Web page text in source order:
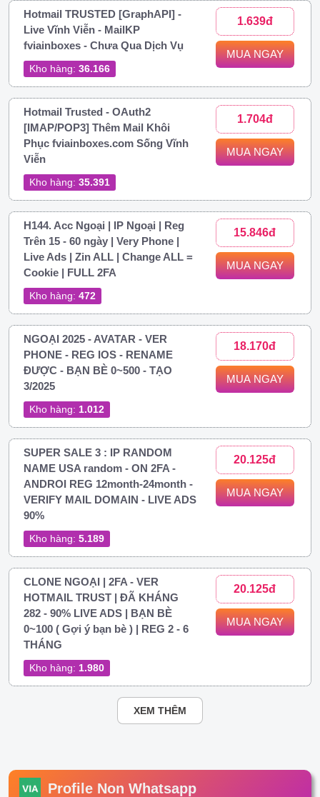
Hotmail TRUSTED [GraphAPI] -
Live Vĩnh Viễn - MailKP
fviainboxes - Chưa Qua Dịch Vụ
Kho hàng: 36.166
1.639đ
MUA NGAY
Hotmail Trusted - OAuth2
[IMAP/POP3] Thêm Mail Khôi
Phục fviainboxes.com Sống Vĩnh
Viễn
Kho hàng: 35.391
1.704đ
MUA NGAY
H144. Acc Ngoại | IP Ngoại | Reg
Trên 15 - 60 ngày | Very Phone |
Live Ads | Zin ALL | Change ALL =
Cookie | FULL 2FA
Kho hàng: 472
15.846đ
MUA NGAY
NGOẠI 2025 - AVATAR - VER
PHONE - REG IOS - RENAME
ĐƯỢC - BẠN BÈ 0~500 - TẠO
3/2025
Kho hàng: 1.012
18.170đ
MUA NGAY
SUPER SALE 3 : IP RANDOM
NAME USA random - ON 2FA -
ANDROI REG 12month-24month -
VERIFY MAIL DOMAIN - LIVE ADS
90%
Kho hàng: 5.189
20.125đ
MUA NGAY
CLONE NGOẠI | 2FA - VER
HOTMAIL TRUST | ĐÃ KHÁNG
282 - 90% LIVE ADS | BẠN BÈ
0~100 ( Gợi ý bạn bè ) | REG 2 - 6
THÁNG
Kho hàng: 1.980
20.125đ
MUA NGAY
XEM THÊM
Profile Non Whatsapp